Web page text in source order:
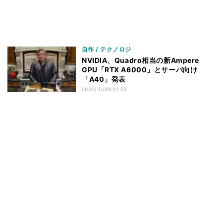
自作 / テクノロジ
NVIDIA、Quadro相当の新Ampere
GPU「RTX A6000」とサーバ向け
「A40」発表
2020/10/06 01:03